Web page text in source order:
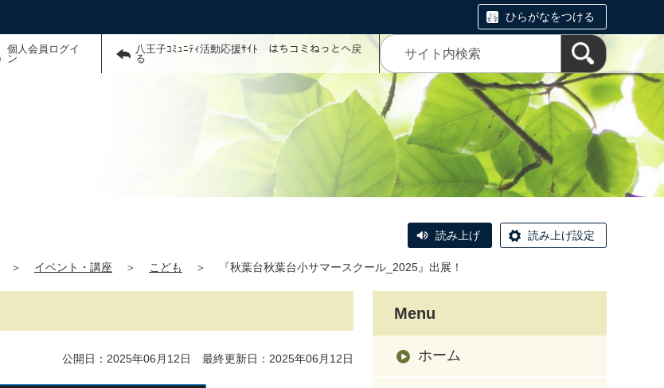
ひらがなをつける
個人会員ログイ
ン
八王子ｺﾐｭﾆﾃｨ活動応援ｻｲﾄ はちコミねっとへ戻
る
読み上げ 読み上げ設定
＞ イベント・講座 ＞ こども ＞ 『秋葉台秋葉台小サマースクール_2025』出展！
公開日：2025年06月12日 最終更新日：2025年06月12日
Menu
ホーム